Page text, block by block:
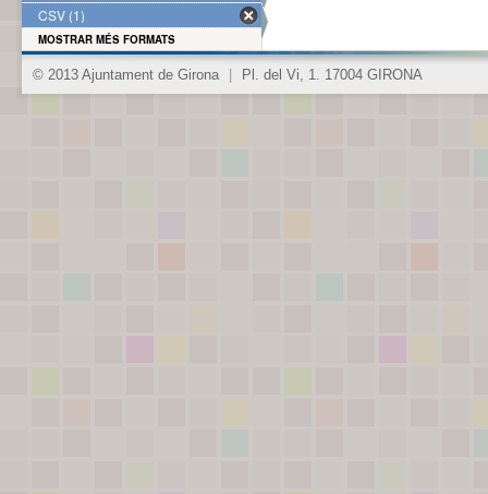
CSV (1)
MOSTRAR MÉS FORMATS
© 2013 Ajuntament de Girona Pl. del Vi, 1. 17004 GIRONA